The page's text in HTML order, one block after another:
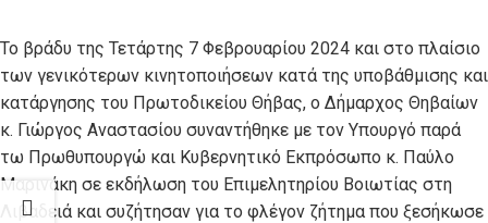
Το βράδυ της Τετάρτης 7 Φεβρουαρίου 2024 και στο πλαίσιο
των γενικότερων κινητοποιήσεων κατά της υποβάθμισης και
κατάργησης του Πρωτοδικείου Θήβας, ο Δήμαρχος Θηβαίων
κ. Γιώργος Αναστασίου συναντήθηκε με τον Υπουργό παρά
τω Πρωθυπουργώ και Κυβερνητικό Εκπρόσωπο κ. Παύλο
Μαρινάκη σε εκδήλωση του Επιμελητηρίου Βοιωτίας στη
Λιβαδειά και συζήτησαν για το φλέγον ζήτημα που ξεσήκωσε